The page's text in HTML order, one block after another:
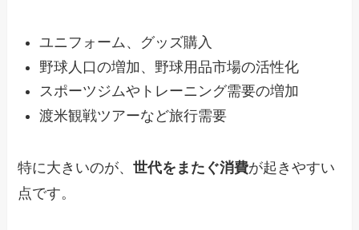
ユニフォーム、グッズ購入
野球人口の増加、野球用品市場の活性化
スポーツジムやトレーニング需要の増加
渡米観戦ツアーなど旅行需要
特に大きいのが、世代をまたぐ消費が起きやすい
点です。